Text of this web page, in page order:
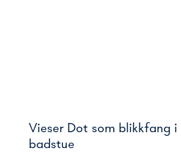
Vieser Dot som blikkfang i
badstue